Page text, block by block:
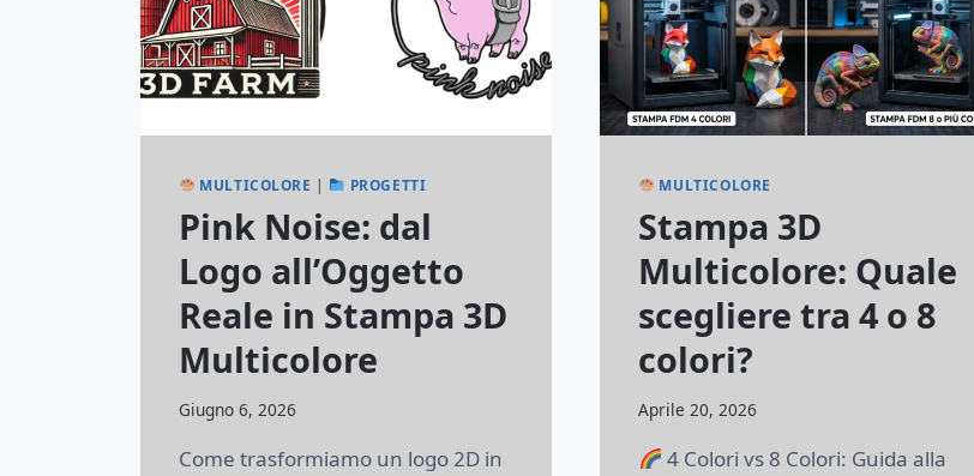
MULTICOLORE | PROGETTI
Pink Noise: dal
Logo all’Oggetto
Reale in Stampa 3D
Multicolore
Di
Giugno 6, 2026
Come trasformiamo un logo 2D in
MULTICOLORE
Stampa 3D
Multicolore: Quale
scegliere tra 4 o 8
colori?
Di
Aprile 20, 2026
4 Colori vs 8 Colori: Guida alla